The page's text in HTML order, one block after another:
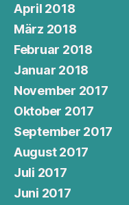
April 2018
März 2018
Februar 2018
Januar 2018
November 2017
Oktober 2017
September 2017
August 2017
Juli 2017
Juni 2017